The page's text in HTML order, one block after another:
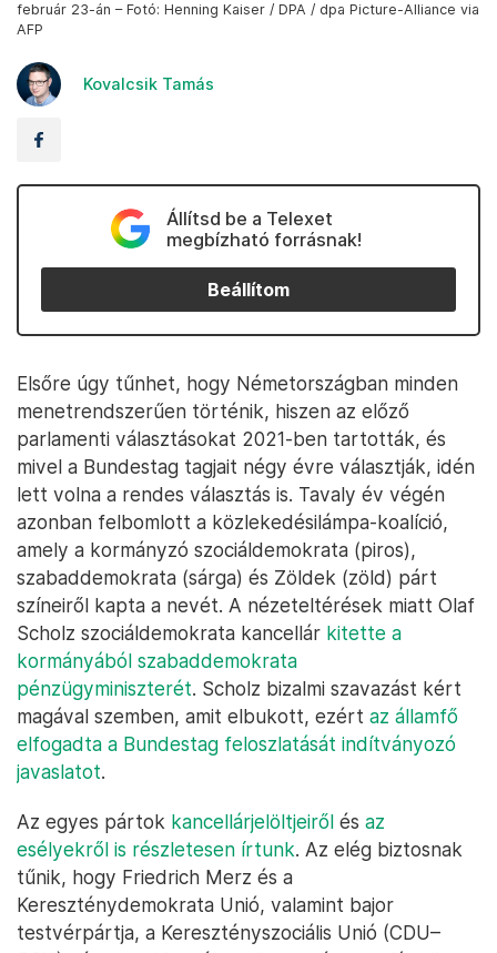
február 23-án – Fotó: Henning Kaiser / DPA / dpa Picture-Alliance via
AFP
Kovalcsik Tamás
Állítsd be a Telexet
megbízható forrásnak!
Beállítom
Elsőre úgy tűnhet, hogy Németországban minden
menetrendszerűen történik, hiszen az előző
parlamenti választásokat 2021-ben tartották, és
mivel a Bundestag tagjait négy évre választják, idén
lett volna a rendes választás is. Tavaly év végén
azonban felbomlott a közlekedésilámpa-koalíció,
amely a kormányzó szociáldemokrata (piros),
szabaddemokrata (sárga) és Zöldek (zöld) párt
színeiről kapta a nevét. A nézeteltérések miatt Olaf
Scholz szociáldemokrata kancellár kitette a
kormányából szabaddemokrata
pénzügyminiszterét. Scholz bizalmi szavazást kért
magával szemben, amit elbukott, ezért az államfő
elfogadta a Bundestag feloszlatását indítványozó
javaslatot.
Az egyes pártok kancellárjelöltjeiről és az
esélyekről is részletesen írtunk. Az elég biztosnak
tűnik, hogy Friedrich Merz és a
Kereszténydemokrata Unió, valamint bajor
testvérpártja, a Keresztényszociális Unió (CDU–